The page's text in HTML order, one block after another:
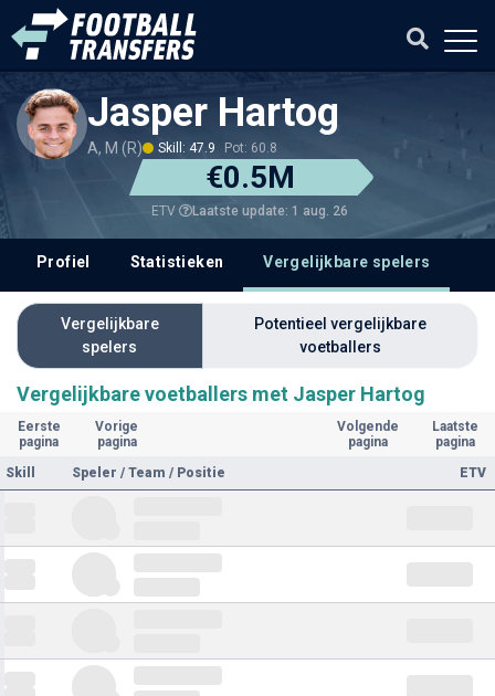
Jasper Hartog
A, M (R) Skill: 47.9 Pot: 60.8
€0.5M
ETV Laatste update: 1 aug. 26
Profiel Statistieken Vergelijkbare spelers
Vergelijkbare
spelers
Potentieel vergelijkbare
voetballers
Vergelijkbare voetballers met Jasper Hartog
Eerste
pagina
Vorige
pagina
Volgende
pagina
Laatste
pagina
Skill
Speler / Team / Positie ETV